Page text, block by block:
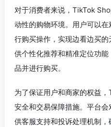
对于消费者来说，TikTok
动性的购物环境。用户可以
行购买操作，实现边看边买
供个性化推荐和精准定位功
品并进行购买。
为了保证用户和商家的权益
安全和交易保障措施。平台
供客服支持和投诉处理机制